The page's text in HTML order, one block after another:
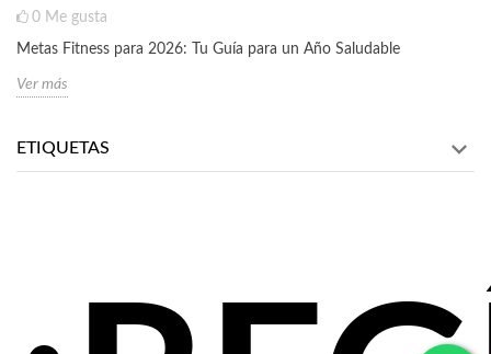
0 Me gusta
Metas Fitness para 2026: Tu Guía para un Año Saludable
Ver más
ETIQUETAS